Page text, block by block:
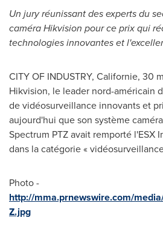
Un jury réunissant des experts du
caméra Hikvision pour ce prix qui
technologies innovantes et
CITY OF INDUSTRY, Californie, 30
Hikvision, le leader nord-américain
de vidéosurveillance innovants et
aujourd'hui que son système
Spectrum PTZ avait remporté l'ESX
dans la catégorie «
Photo -
http://mma.prnewswire.com/
Z.jpg